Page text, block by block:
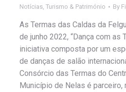
Notícias Turismo & Património By
As Termas das Caldas da
de junho 2022, “Dança com as
iniciativa composta por um
de danças de salão
Consórcio das Termas do
Município de Nelas é parceiro,